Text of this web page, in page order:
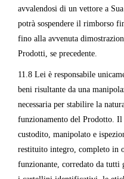
avvalendosi di un vettore a
potrà sospendere il rimborso
fino alla avvenuta
Prodotti, se precedente.
11.8 Lei è responsabile
beni risultante da una
necessaria per stabilire la
funzionamento del Prodotto. Il
custodito, manipolato e
restituito integro, completo in
funzionante, corredato da